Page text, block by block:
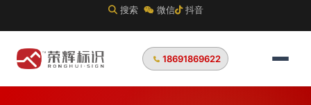
搜索 微信 抖音
18691869622